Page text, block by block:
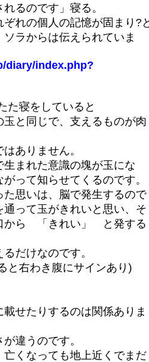
るのです」寝る。
れの個人の記憶が固まり?
ラからは伝えられていま
diary/index.php?
た寝をしていると
玉と同じで、支えるものが肉
ありません。
まれた意識の塊が玉にな
って知らせてくるのです。
た思いは、脳で発生するので
って玉がきれいと思い、そ
から 「きれい」 と発する
だけなのです。
と右わき腹にサインあり)
せたりするのは関係ありま
違うのです。
くなっても地上近くでまだ